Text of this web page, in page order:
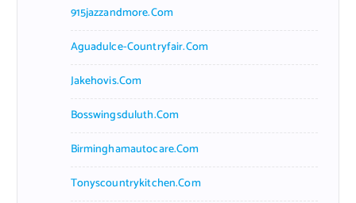
915jazzandmore.com
Aguadulce-Countryfair.com
Jakehovis.com
Bosswingsduluth.com
Birminghamautocare.com
Tonyscountrykitchen.com